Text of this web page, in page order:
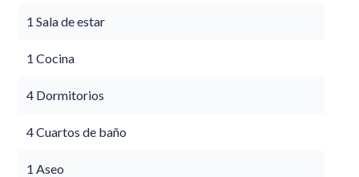
1 Sala de estar
1 Cocina
4 Dormitorios
4 Cuartos de baño
1 Aseo